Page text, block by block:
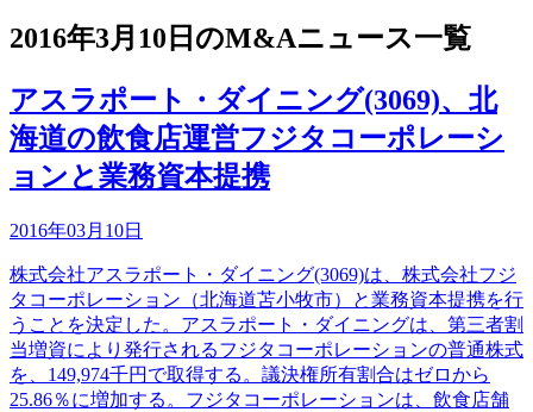
2016年3月10日のM&Aニュース一覧
アスラポート・ダイニング(3069)、北
海道の飲食店運営フジタコーポレーシ
ョンと業務資本提携
2016年03月10日
株式会社アスラポート・ダイニング(3069)は、株式会社フジ
タコーポレーション（北海道苫小牧市）と業務資本提携を行
うことを決定した。アスラポート・ダイニングは、第三者割
当増資により発行されるフジタコーポレーションの普通株式
を、149,974千円で取得する。議決権所有割合はゼロから
25.86％に増加する。フジタコーポレーションは、飲食店舗